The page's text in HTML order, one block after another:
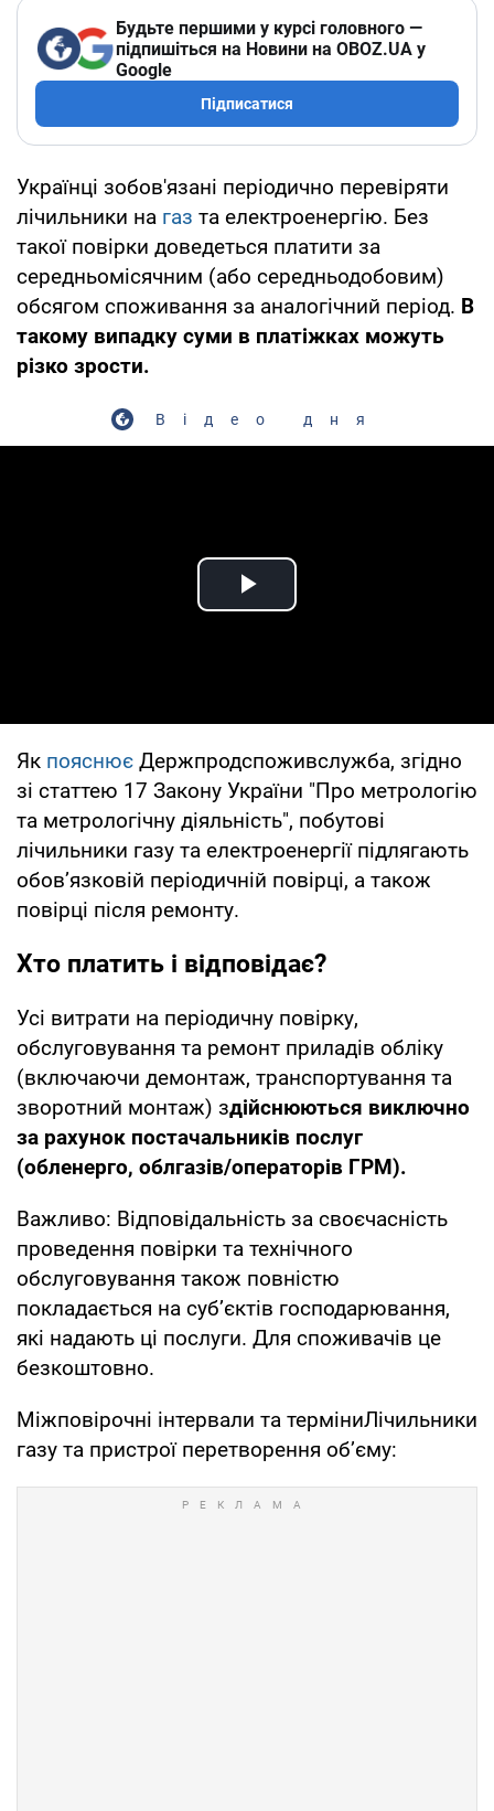
Будьте першими у курсі головного —
підпишіться на Новини на OBOZ.UA у
Google
Підписатися
Українці зобов'язані періодично перевіряти
лічильники на газ та електроенергію. Без
такої повірки доведеться платити за
середньомісячним (або середньодобовим)
обсягом споживання за аналогічний період. В
такому випадку суми в платіжках можуть
різко зрости.
Відео дня
Play Video
Як пояснює Держпродспоживслужба, згідно
зі статтею 17 Закону України "Про метрологію
та метрологічну діяльність", побутові
лічильники газу та електроенергії підлягають
обов’язковій періодичній повірці, а також
повірці після ремонту.
Хто платить і відповідає?
Усі витрати на періодичну повірку,
обслуговування та ремонт приладів обліку
(включаючи демонтаж, транспортування та
зворотний монтаж) здійснюються виключно
за рахунок постачальників послуг
(обленерго, облгазів/операторів ГРМ).
Важливо: Відповідальність за своєчасність
проведення повірки та технічного
обслуговування також повністю
покладається на суб’єктів господарювання,
які надають ці послуги. Для споживачів це
безкоштовно.
Міжповірочні інтервали та терміниЛічильники
газу та пристрої перетворення об’єму: